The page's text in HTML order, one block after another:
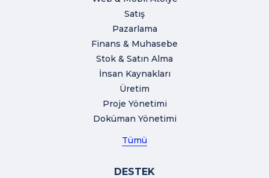
Satış
Pazarlama
Finans & Muhasebe
Stok & Satın Alma
İnsan Kaynakları
Üretim
Proje Yönetimi
Doküman Yönetimi
Tümü
DESTEK